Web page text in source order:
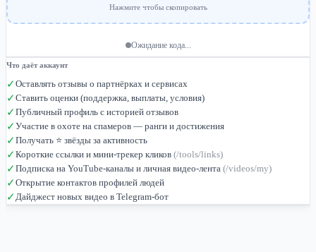
Нажмите чтобы скопировать
Ожидание кода...
Что даёт аккаунт
✓ Оставлять отзывы о партнёрках и сервисах
✓ Ставить оценки (поддержка, выплаты, условия)
✓ Публичный профиль с историей отзывов
✓ Участие в охоте на спамеров — ранги и достижения
✓ Получать ⭐ звёзды за активность
✓ Короткие ссылки и мини-трекер кликов (/tools/links)
✓ Подписка на YouTube-каналы и личная видео-лента (/videos/my)
✓ Открытие контактов профилей людей
✓ Дайджест новых видео в Telegram-бот